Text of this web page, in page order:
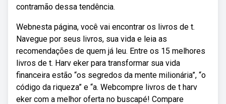
contramão dessa tendência.
Webnesta página, você vai encontrar os livros de t.
Navegue por seus livros, sua vida e leia as
recomendações de quem já leu. Entre os 15 melhores
livros de t. Harv eker para transformar sua vida
financeira estão “os segredos da mente milionária”, “o
código da riqueza” e “a. Webcompre livros de t harv
eker com a melhor oferta no buscapé! Compare